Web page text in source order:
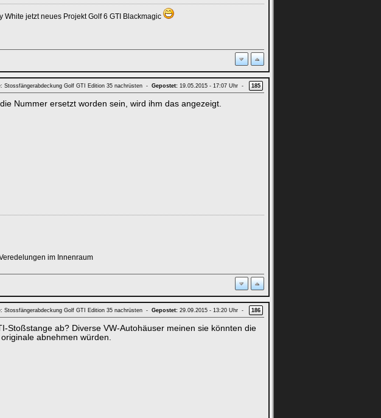
White jetzt neues Projekt Golf 6 GTI Blackmagic
Stossfängerabdeckung Golf GTI Edition 35 nachrüsten - Gepostet: 19.05.2015 - 17:07 Uhr - 185
Nummer ersetzt worden sein, wird ihm das angezeigt.
im Innenraum
Stossfängerabdeckung Golf GTI Edition 35 nachrüsten - Gepostet: 29.09.2015 - 13:20 Uhr - 186
Stoßstange ab? Diverse VW-Autohäuser meinen sie könnten die
abnehmen würden.